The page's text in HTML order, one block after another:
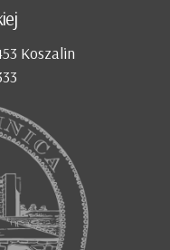
Koszalin